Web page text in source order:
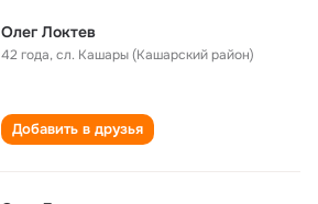
Олег Локтев
42 года,сл. Кашары (Кашарский район)
Добавить в друзья